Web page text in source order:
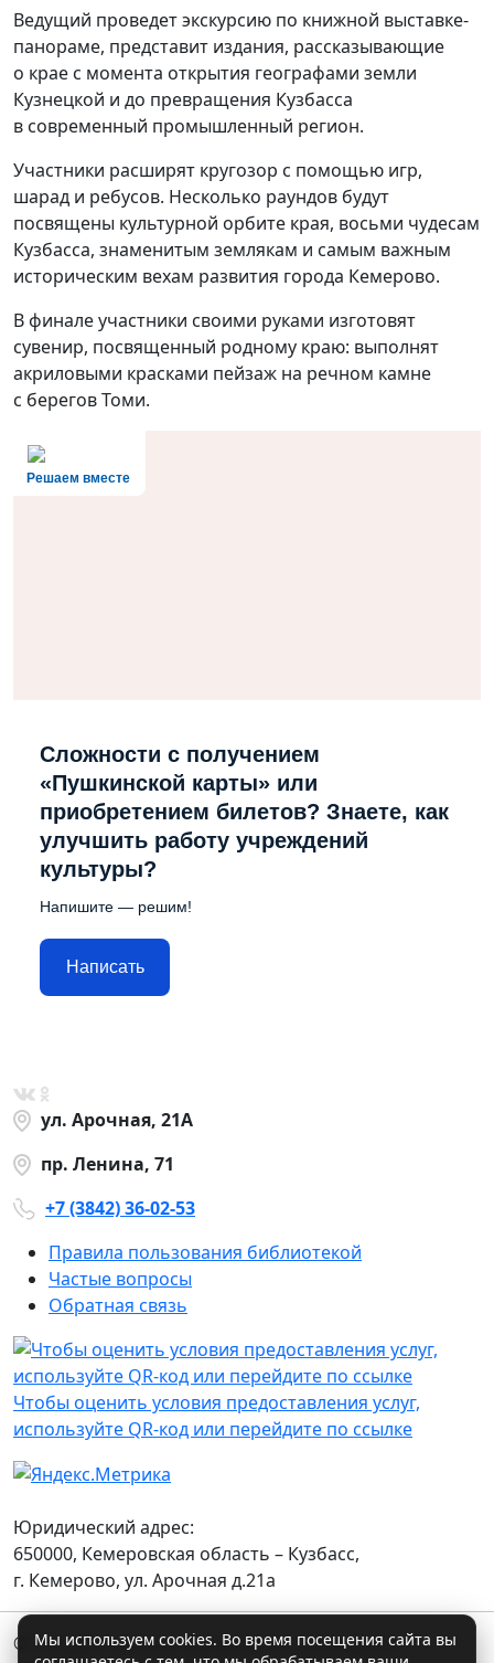
Ведущий проведет экскурсию по книжной выставке-
панораме, представит издания, рассказывающие
о крае с момента открытия географами земли
Кузнецкой и до превращения Кузбасса
в современный промышленный регион.
Участники расширят кругозор с помощью игр,
шарад и ребусов. Несколько раундов будут
посвящены культурной орбите края, восьми чудесам
Кузбасса, знаменитым землякам и самым важным
историческим вехам развития города Кемерово.
В финале участники своими руками изготовят
сувенир, посвященный родному краю: выполнят
акриловыми красками пейзаж на речном камне
с берегов Томи.
Решаем вместе
Сложности с получением
«Пушкинской карты» или
приобретением билетов? Знаете, как
улучшить работу учреждений
культуры?
Напишите — решим!
Написать
ул. Арочная, 21А
пр. Ленина, 71
+7 (3842) 36-02-53
Правила пользования библиотекой
Частые вопросы
Обратная связь
Чтобы оценить условия предоставления услуг,
используйте QR-код или перейдите по ссылке
Юридический адрес:
650000, Кемеровская область – Кузбасс,
г. Кемерово, ул. Арочная д.21а
© Государственное автономное учреждение
Мы используем cookies. Во время посещения сайта вы